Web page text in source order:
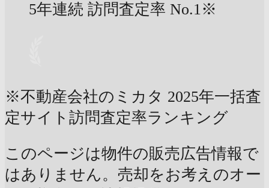
5年連続 訪問査定率 No.1※
※不動産会社のミカタ 2025年一括査
定サイト訪問査定率ランキング
このページは物件の販売広告情報で
はありません。売却をお考えのオー